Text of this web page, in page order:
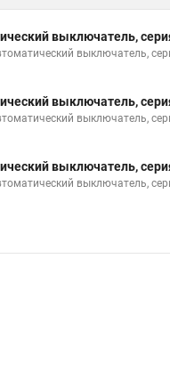
выключатель,
выключатель,
выключатель,
выключатель,
выключатель,
выключатель,